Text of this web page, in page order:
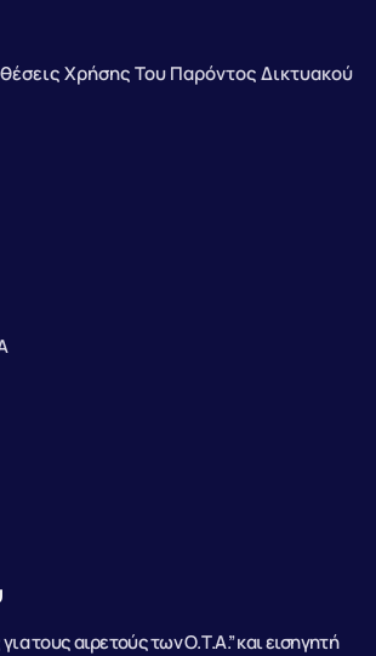
Χρήσης Του Παρόντος Δικτυακού
τους αιρετούς των Ο.Τ.Α.” και εισηγητή